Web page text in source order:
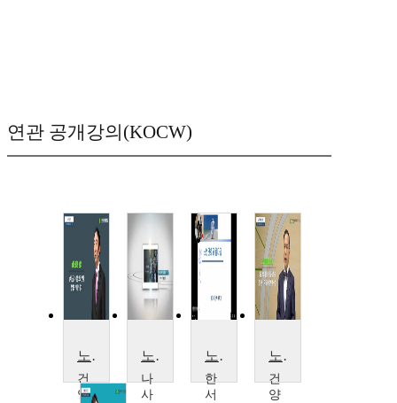
연관 공개강의(KOCW)
노인시설창업
건
양
노인체육론
나
사
노인과 웰다잉
한
서
노인의 이해와 실제
건
양